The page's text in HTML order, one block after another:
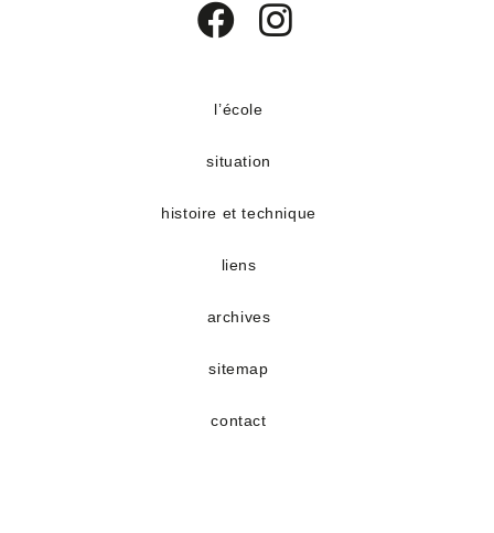
un
onglet
l’école
situation
histoire et technique
liens
archives
sitemap
contact